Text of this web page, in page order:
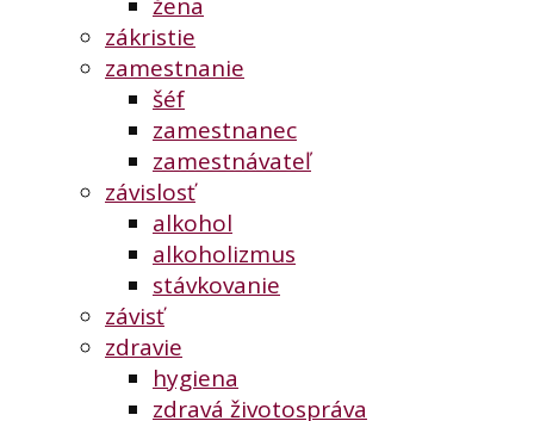
zákristie
zamestnanie
šéf
zamestnanec
zamestnávateľ
závislosť
alkohol
alkoholizmus
stávkovanie
závisť
zdravie
hygiena
zdravá životospráva